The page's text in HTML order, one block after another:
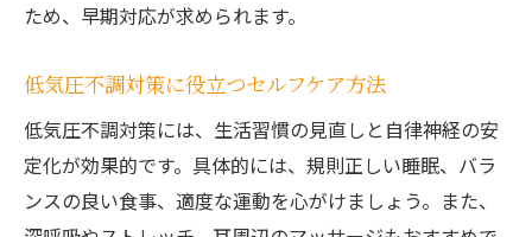
徴
理解
低気圧不調対策でメニエール病の予防を目
指す
起床時や日常に現れる軽いめまいの対策法
ため、早期対応が求められます。
低気圧不調対策に役立つセルフケア方法
低気圧不調対策には、生活習慣の見直しと自律神経の安
定化が効果的です。具体的には、規則正しい睡眠、バラ
ンスの良い食事、適度な運動を心がけましょう。また、